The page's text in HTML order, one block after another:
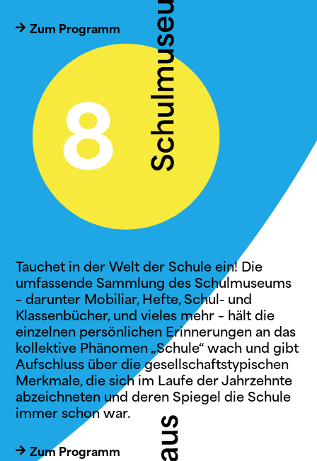
Zum Programm
Tauchet in der Welt der Schule ein! Die
umfassende Sammlung des Schulmuseums
– darunter Mobiliar, Hefte, Schul- und
Klassenbücher, und vieles mehr – hält die
einzelnen persönlichen Erinnerungen an das
kollektive Phänomen „Schule“ wach und gibt
Aufschluss über die gesellschaftstypischen
Merkmale, die sich im Laufe der Jahrzehnte
abzeichneten und deren Spiegel die Schule
immer schon war.
Zum Programm